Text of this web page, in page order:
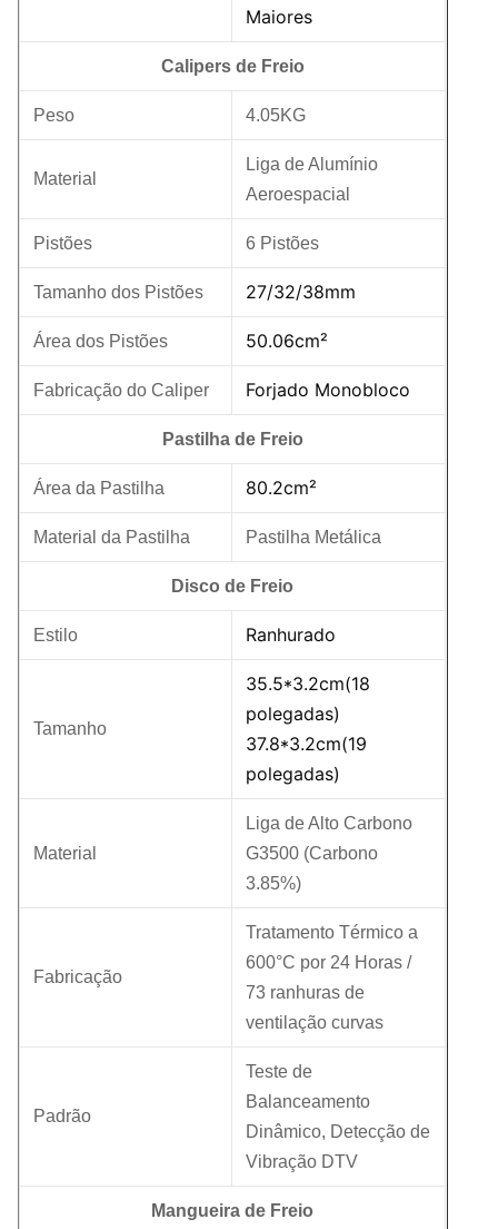
Maiores
Calipers de Freio
Peso 4.05KG
Material
Liga de Alumínio
Aeroespacial
Pistões 6 Pistões
Tamanho dos Pistões 27/32/38mm
Área dos Pistões 50.06cm²
Fabricação do Caliper Forjado Monobloco
Pastilha de Freio
Área da Pastilha 80.2cm²
Material da Pastilha Pastilha Metálica
Disco de Freio
Estilo Ranhurado
Tamanho
35.5*3.2cm(18
polegadas)
37.8*3.2cm(19
polegadas)
Material
Liga de Alto Carbono
G3500 (Carbono
3.85%)
Fabricação
Tratamento Térmico a
600°C por 24 Horas /
73 ranhuras de
ventilação curvas
Padrão
Teste de
Balanceamento
Dinâmico, Detecção de
Vibração DTV
Mangueira de Freio